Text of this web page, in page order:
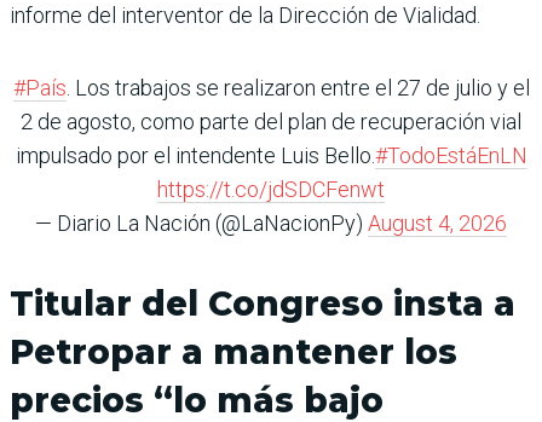
informe del interventor de la Dirección de Vialidad.
#País . Los trabajos se realizaron entre el 27 de julio y el
2 de agosto, como parte del plan de recuperación vial
impulsado por el intendente Luis Bello.#TodoEstáEnLN
https://t.co/jdSDCFenwt
— Diario La Nación (@LaNacionPy) August 4, 2026
Titular del Congreso insta a
Petropar a mantener los
precios “lo más bajo